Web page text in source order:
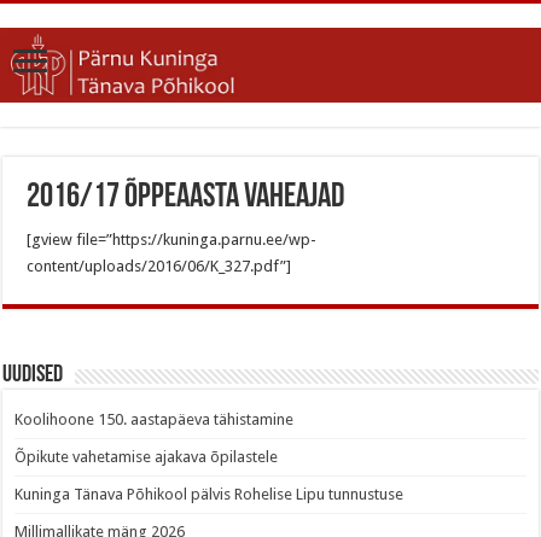
2016/17 õppeaasta vaheajad
[gview file=”https://kuninga.parnu.ee/wp-
content/uploads/2016/06/K_327.pdf”]
Uudised
Koolihoone 150. aastapäeva tähistamine
Õpikute vahetamise ajakava õpilastele
Kuninga Tänava Põhikool pälvis Rohelise Lipu tunnustuse
Millimallikate mäng 2026